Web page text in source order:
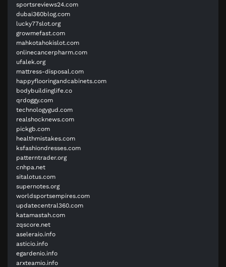
sportsreviews24.com
dubai360blog.com
lucky77slot.org
growmefast.com
mahkotahokislot.com
onlinecancerpharm.com
ufalek.org
mattress-disposal.com
happyflooringandcabinets.com
bodybuildinglife.co
qrdoggy.com
technologygud.com
realshocknews.com
pickgb.com
healthmistakes.com
ksfashiondresses.com
patterntrader.org
cnhpa.net
sitalotus.com
supernotes.org
worldsportsempires.com
updatecentral360.com
katamastah.com
zqscore.net
aseleraio.info
asticio.info
egardenio.info
arxteamio.info